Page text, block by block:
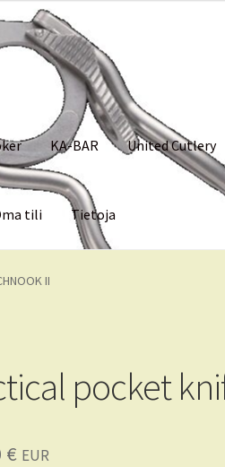
KA-BAR United Cutlery
tili Tietoja
II
pocket
€ EUR